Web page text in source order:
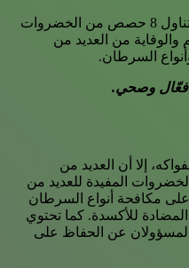
وقد أكد العديد من خبراء التغذية أن تناول 8 حصص من الخضروات
من العديد من
السرطان.
فعّال وصحي.
إلا أن العديد من
المفيدة للعديد من
مكافحة أنواع السرطان
للأكسدة. كما تحتوي
الطماطم كذلك على فيتامين A، K المسؤولان عن الحفاظ على